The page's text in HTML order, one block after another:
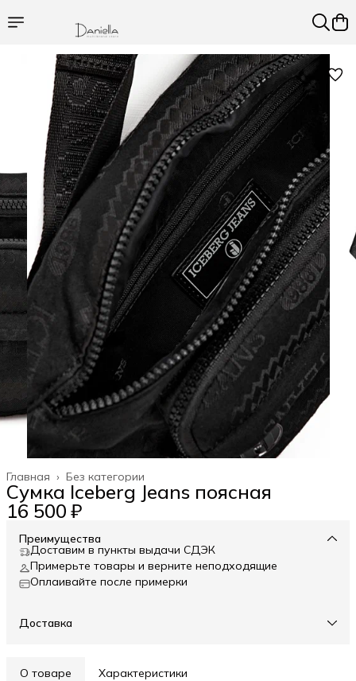
Без категории
Главная ›
Сумка Iceberg Jeans поясная
16 500 ₽
Преимущества
Доставим в пункты выдачи СДЭК
Примерьте товары и верните неподходящие
Оплаивайте после примерки
Доставка
О товаре Характеристики